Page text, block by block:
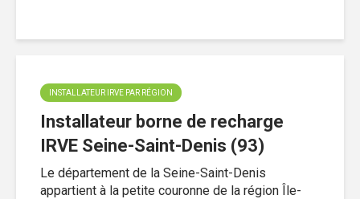
INSTALLATEUR IRVE PAR RÉGION
Installateur borne de recharge
IRVE Seine-Saint-Denis (93)
Le département de la Seine-Saint-Denis
appartient à la petite couronne de la région Île-